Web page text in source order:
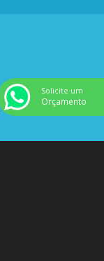
Solicite um
Orçamento